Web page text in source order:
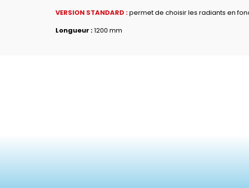
VERSION STANDARD :permet de choisir les radiants en
Longueur :1200 mm